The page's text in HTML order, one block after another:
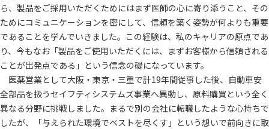
ら、製品をご採用いただくためにはまず医師の心に寄り添うこと、その
ためにコミュニケーションを密にして、信頼を築く姿勢が何よりも重要
であることを学んでいきました。この経験は、私のキャリアの原点であ
り、今もなお「製品をご使用いただくには、まずお客様から信頼される
ことが出発点である」という信念の礎になっています。
医薬営業として大阪・東京・三重で計19年間従事した後、自動車安
全部品を扱うセイフティシステムズ事業へ異動し、原料購買という全く
異なる分野に挑戦しました。まるで別の会社に転職したような心持ちで
したが、「与えられた環境でベストを尽くす」という想いで前向きに取